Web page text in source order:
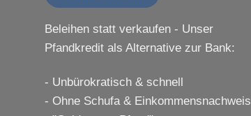
Beleihen statt verkaufen - Unser
Pfandkredit als Alternative zur Bank:
- Unbürokratisch & schnell
- Ohne Schufa & Einkommensnachweis